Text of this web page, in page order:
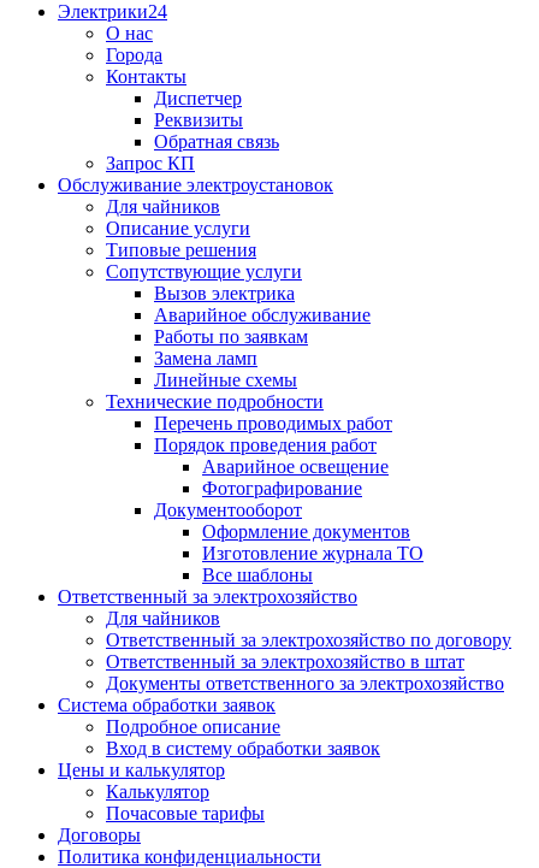
Электрики24
О нас
Города
Контакты
Диспетчер
Реквизиты
Обратная связь
Запрос КП
Обслуживание электроустановок
Для чайников
Описание услуги
Типовые решения
Сопутствующие услуги
Вызов электрика
Аварийное обслуживание
Работы по заявкам
Замена ламп
Линейные схемы
Технические подробности
Перечень проводимых работ
Порядок проведения работ
Аварийное освещение
Фотографирование
Документооборот
Оформление документов
Изготовление журнала ТО
Все шаблоны
Ответственный за электрохозяйство
Для чайников
Ответственный за электрохозяйство по договору
Ответственный за электрохозяйство в штат
Документы ответственного за электрохозяйство
Система обработки заявок
Подробное описание
Вход в систему обработки заявок
Цены и калькулятор
Калькулятор
Почасовые тарифы
Договоры
Политика конфиденциальности